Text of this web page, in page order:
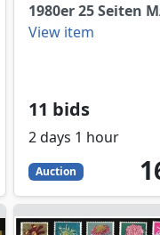
1980er 25 Seiten
View item
11 bids
2 days 1 hour
Auction